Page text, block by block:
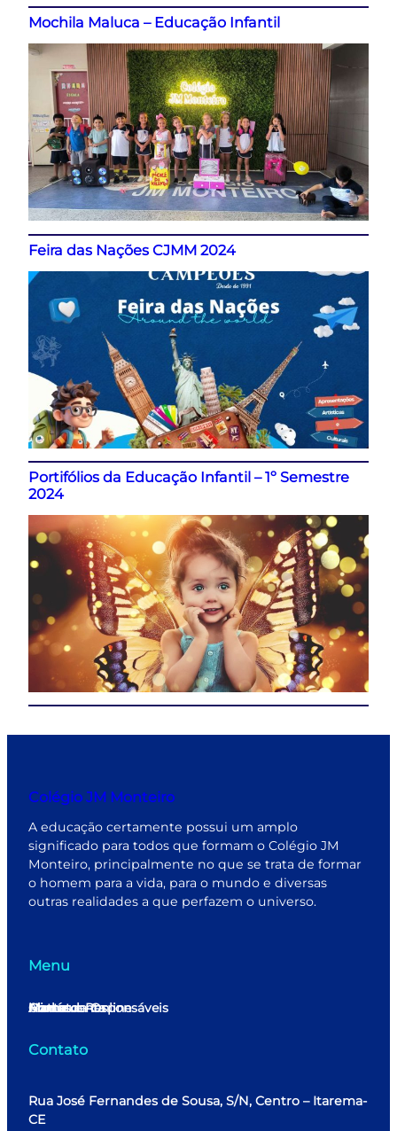
Mochila Maluca – Educação Infantil
Feira das Nações CJMM 2024
Portifólios da Educação Infantil – 1º Semestre
2024
Colégio JM Monteiro
A educação certamente possui um amplo
significado para todos que formam o Colégio JM
Monteiro, principalmente no que se trata de formar
o homem para a vida, para o mundo e diversas
outras realidades a que perfazem o universo.
Menu
Home
Minha conta
Matrícula Online
Alunos e Responsáveis
Contato
Contato
Rua José Fernandes de Sousa, S/N, Centro – Itarema-
CE